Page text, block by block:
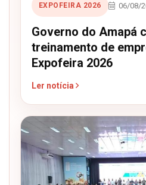
EXPOFEIRA 2026 06/08/
Governo do Amapá
treinamento de
Expofeira 2026
Ler notícia